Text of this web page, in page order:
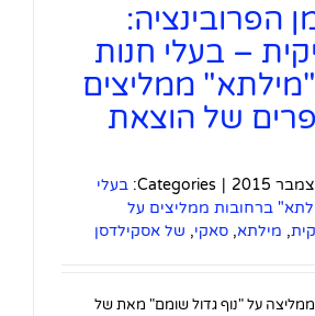
הפרובינציה:
– בעלי חנות
ממליצים
של הוצאת
Categories: בעלי
ברחובות ממליצים על
, מילתא, סאקי, של אסקילדסן
ממליצה על "נוף גדול שומם" מאת של